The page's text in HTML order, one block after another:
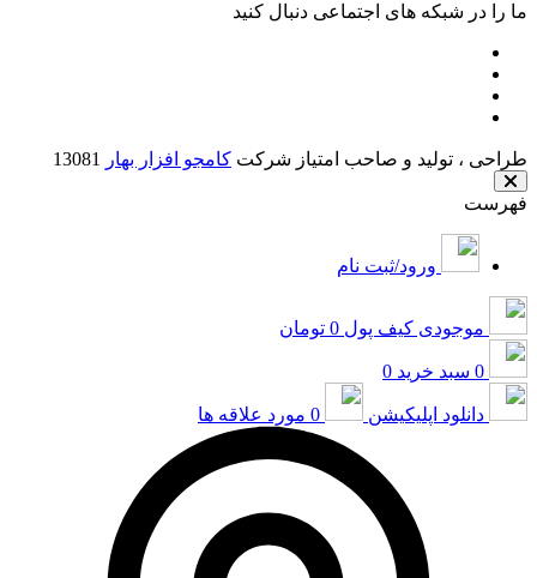
ما را در شبکه های اجتماعی دنبال کنید
طراحی ، تولید و صاحب امتیاز شرکت کامجو افزار بهار
فهرست
ورود/ثبت نام
موجودی کیف پول 0 تومان
0 سبد خرید 0
دانلود اپلیکیشن 0 مورد علاقه ها